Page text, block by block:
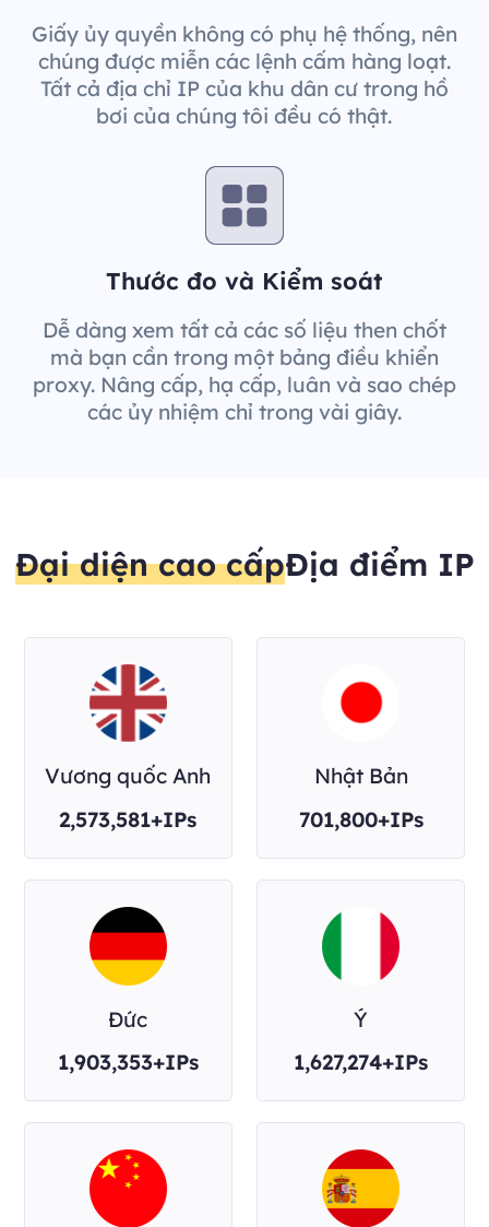
Giấy ủy quyền không có phụ hệ thống, nên
chúng được miễn các lệnh cấm hàng loạt.
Tất cả địa chỉ IP của khu dân cư trong hồ
bơi của chúng tôi đều có thật.
Thước đo và Kiểm soát
Dễ dàng xem tất cả các số liệu then chốt
mà bạn cần trong một bảng điều khiển
proxy. Nâng cấp, hạ cấp, luân và sao chép
các ủy nhiệm chỉ trong vài giây.
Đại diện cao cấpĐịa điểm IP
Vương quốc Anh
2,573,581+IPs
Nhật Bản
701,800+IPs
Đức
1,903,353+IPs
Ý
1,627,274+IPs